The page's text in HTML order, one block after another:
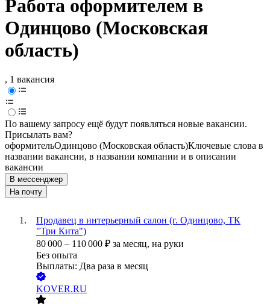
Работа оформителем в
Одинцово (Московская
область)
, 1 вакансия
По вашему запросу ещё будут появляться новые вакансии.
Присылать вам?
оформительОдинцово (Московская область)Ключевые слова в
названии вакансии, в названии компании и в описании
вакансии
В мессенджер
На почту
Продавец в интерьерный салон (г. Одинцово, ТК
"Три Кита")
80 000 – 110 000 ₽ за месяц, на руки
Без опыта
Выплаты: Два раза в месяц
KOVER.RU